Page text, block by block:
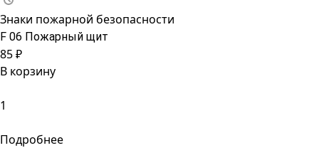
Знаки пожарной безопасности
F 06 Пожарный щит
85 ₽
В корзину
Подробнее